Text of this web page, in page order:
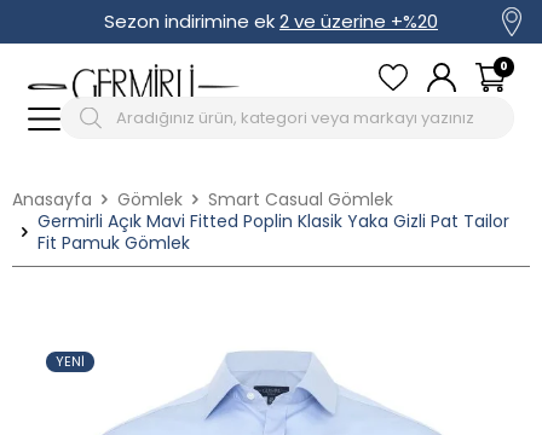
Sezon indirimine ek2 ve üzerine +%20
0
Anasayfa Gömlek
Smart Casual Gömlek
Germirli Açık Mavi Fitted Poplin Klasik Yaka Gizli Pat Tailor
Fit Pamuk Gömlek
YENI